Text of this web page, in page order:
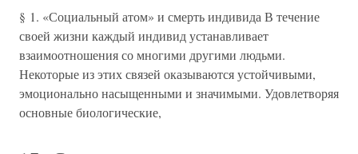
§ 1. «Социальный атом» и смерть индивида В течение
своей жизни каждый индивид устанавливает
взаимоотношения со многими другими людьми.
Некоторые из этих связей оказываются устойчивыми,
эмоционально насыщенными и значимыми. Удовлетворяя
основные биологические,